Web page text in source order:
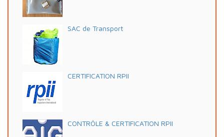
SAC de Transport
CERTIFICATION RPII
CONTRÔLE & CERTIFICATION RPII